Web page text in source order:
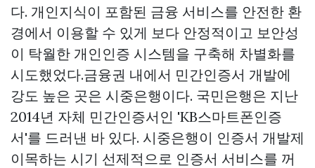
다. 개인지식이 포함된 금융 서비스를 안전한 환
경에서 이용할 수 있게 보다 안정적이고 보안성
이 탁월한 개인인증 시스템을 구축해 차별화를
시도했었다.금융권 내에서 민간인증서 개발에
강도 높은 곳은 시중은행이다. 국민은행은 지난
2014년 자체 민간인증서인 'KB스마트폰인증
서'를 드러낸 바 있다. 시중은행이 인증서 개발제
이목하는 시기 선제적으로 인증서 서비스를 꺼